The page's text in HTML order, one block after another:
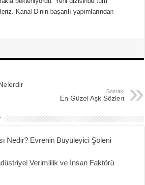
Kanal D’nin başarılı yapımlarından
Sonraki
En Güzel Aşk Sözleri
Nedir? Evrenin Büyüleyici Şöleni
Verimlilik ve İnsan Faktörü